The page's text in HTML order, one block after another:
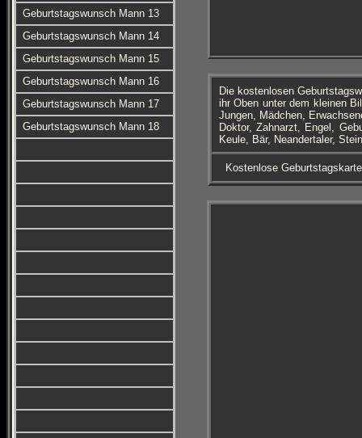
Geburtstagswunsch Mann 13
Geburtstagswunsch Mann 14
Geburtstagswunsch Mann 15
Geburtstagswunsch Mann 16
Geburtstagswunsch Mann 17
Geburtstagswunsch Mann 18
Die kostenlosen
ihr Oben unter dem kleinen
Jungen, Mädchen,
Doktor, Zahnarzt, Engel,
Keule, Bär, Neandertaler,
Kostenlose